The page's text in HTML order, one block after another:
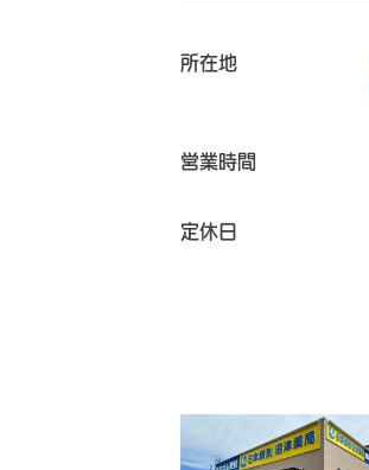
所在地
営業時間
定休日